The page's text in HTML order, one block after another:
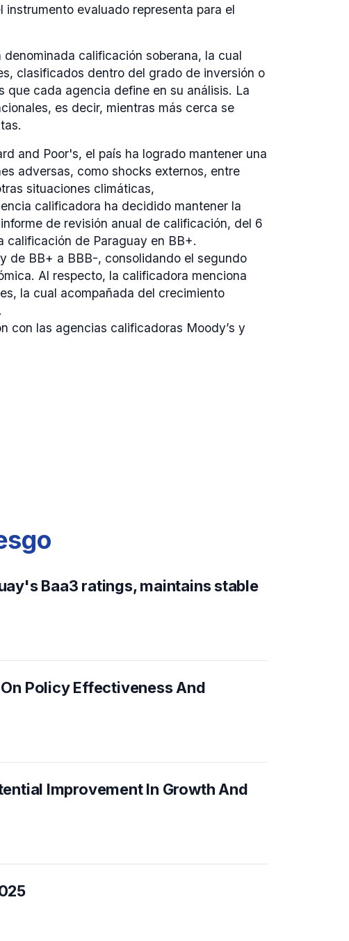
evaluado representa para el
calificación soberana, la cual
clasificados dentro del grado de inversión o
cada agencia define en su análisis. La
es decir, mientras más cerca se
and Poor's, el país ha logrado mantener una
adversas, como shocks externos, entre
situaciones climáticas,
calificadora ha decidido mantener la
de revisión anual de calificación, del 6
calificación de Paraguay en BB+.
de BB+ a BBB-, consolidando el segundo
Al respecto, la calificadora menciona
la cual acompañada del crecimiento
con las agencias calificadoras Moody’s y
Baa3 ratings, maintains stable
Policy Effectiveness And
Improvement In Growth And